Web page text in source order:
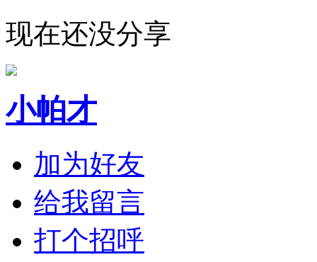
现在还没分享
小帕才
加为好友
给我留言
打个招呼